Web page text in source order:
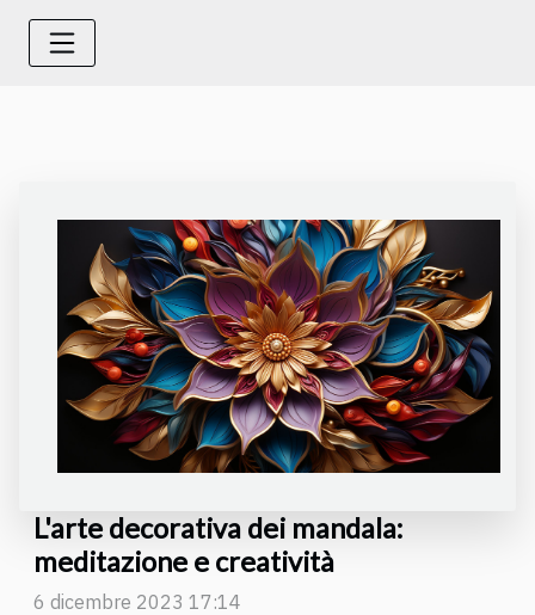
L'arte decorativa dei mandala:
meditazione e creatività
6 dicembre 2023 17:14